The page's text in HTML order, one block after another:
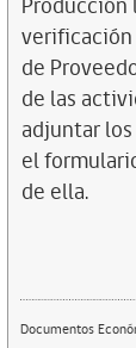
Producción
verificación
de
de las
adjuntar
el
de ella.
Documentos